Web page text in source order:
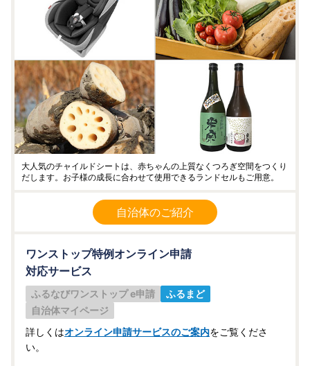
大人気のチャイルドシートは、赤ちゃんの上質なくつろぎ空間をつくり
だします。お子様の成長に合わせて使用できるランドセルもご用意。
自治体のご紹介
ワンストップ特例オンライン申請
対応サービス
ふるなびワンストップ e申請
ふるまど
自治体マイページ
詳しくはオンライン申請サービスのご案内をご覧くださ
い。